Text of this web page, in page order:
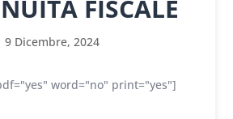
FISCALE
9 Dicembre, 2024
word="no" print="yes"]